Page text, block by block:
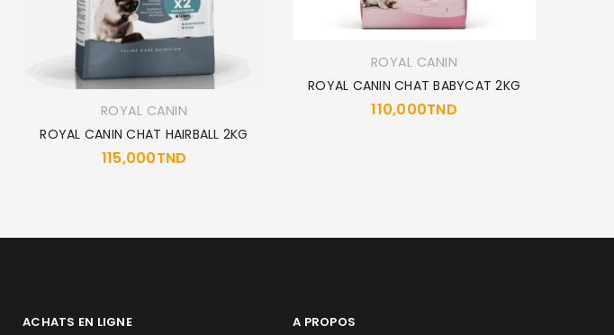
ROYAL CANIN
ROYAL CANIN CHAT HAIRBALL 2KG
115,000TND
ROYAL CANIN
ROYAL CANIN CHAT BABYCAT 2KG
110,000TND
ACHATS EN LIGNE A PROPOS